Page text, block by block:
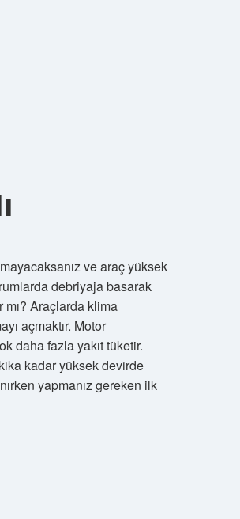
ve araç yüksek
debriyaja basarak
mı? Araçlarda klima
açmaktır. Motor
daha fazla yakıt tüketir.
kadar yüksek devirde
yapmanız gereken ilk